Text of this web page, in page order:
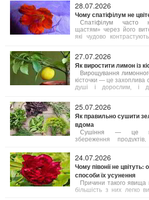
рано, дерево
важче проходить
важливо боротися з
28.07.2026
Чому спатіфілум не
Спатіфілум часто
щастям» через його
які чудово
протягом місяців або
відсутності цвітіння
легко усунути.
27.07.2026
Як виростити лимон із
Вирощування
кісточки — це захоплива
душі і дорослим, і
чудовою прикрасою
Головне — знати кілька
починається успіх.
25.07.2026
Як правильно сушити
вдома
Сушіння — це
збереження
зберегти корисні
або гриби висушені за
зберігають свій аромат
Розглянемо, як сушити
різними методами.
24.07.2026
Чому півонії не цвітуть:
способи їх усунення
Причини такого явища
більшість з них легко